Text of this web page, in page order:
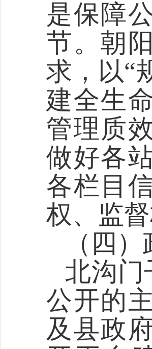
是保障
节。朝
求，以“
建全生
管理质
做好各
各栏目
权、监督
（四
北沟门
公开的
及县政